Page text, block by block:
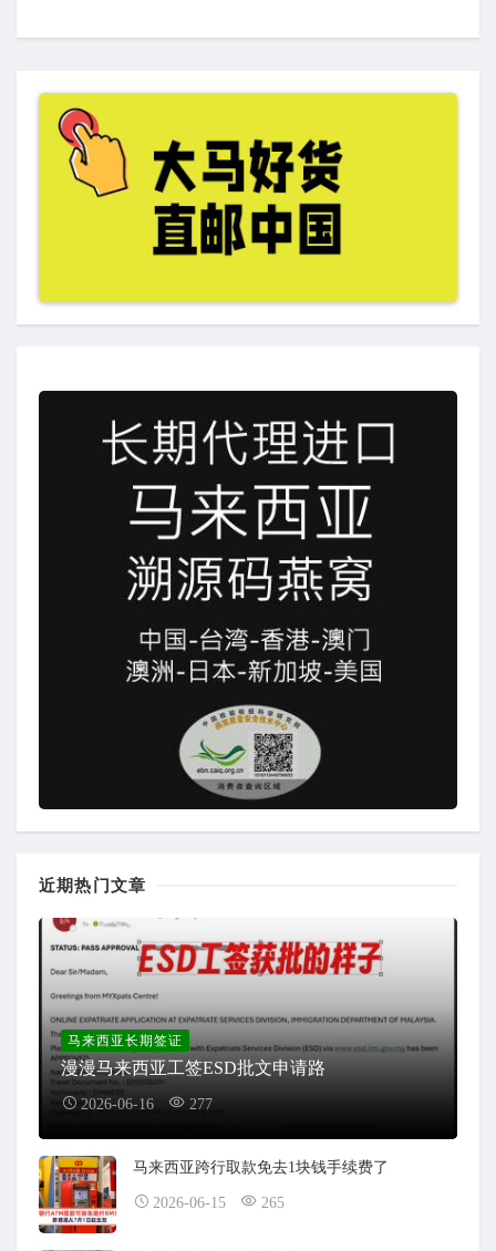
近期热门文章
马来西亚长期签证
漫漫马来西亚工签ESD批文申请路
2026-06-16 277
马来西亚跨行取款免去1块钱手续费了
2026-06-15 265